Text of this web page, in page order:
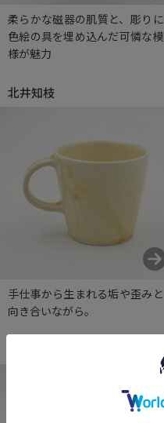
柔らかな磁器の肌質と、彫りに
色絵の具を埋め込んだ可憐な模
様が魅力
北井知枝
手仕事から生まれる垢や歪みと
向き合いながら。